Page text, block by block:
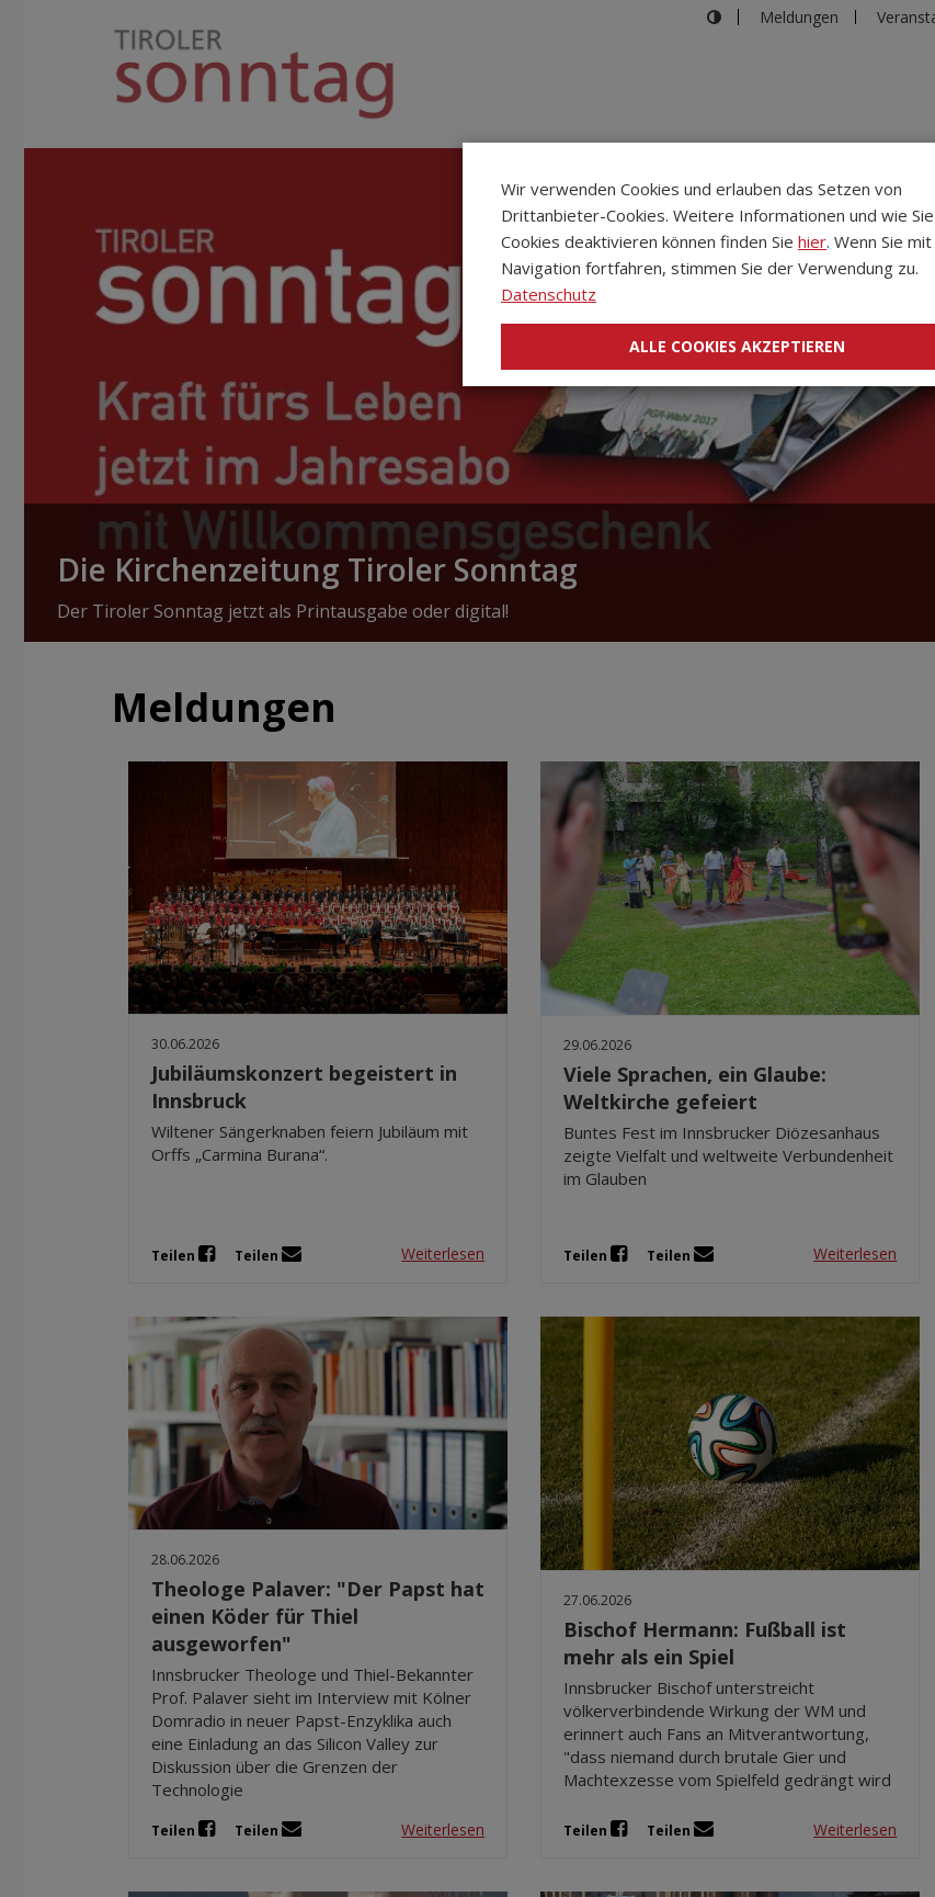
Meldungen
Die Kirchenzeitung Tiroler Sonntag
Der Tiroler Sonntag jetzt als Printausgabe oder digital!
Meldungen
30.06.2026
Jubiläumskonzert begeistert in
Innsbruck
Wiltener Sängerknaben feiern Jubiläum mit
Orffs „Carmina Burana“.
Teilen Teilen Weiterlesen
29.06.2026
Viele Sprachen, ein Glaube:
Weltkirche gefeiert
Buntes Fest im Innsbrucker Diözesanhaus
zeigte Vielfalt und weltweite Verbundenheit
im Glauben
Teilen Teilen Weiterlesen
28.06.2026
Theologe Palaver: "Der Papst hat
einen Köder für Thiel
ausgeworfen"
Innsbrucker Theologe und Thiel-Bekannter
Prof. Palaver sieht im Interview mit Kölner
Domradio in neuer Papst-Enzyklika auch
eine Einladung an das Silicon Valley zur
Diskussion über die Grenzen der
Technologie
Teilen Teilen Weiterlesen
27.06.2026
Bischof Hermann: Fußball ist
mehr als ein Spiel
Innsbrucker Bischof unterstreicht
völkerverbindende Wirkung der WM und
erinnert auch Fans an Mitverantwortung,
"dass niemand durch brutale Gier und
Machtexzesse vom Spielfeld gedrängt wird
Teilen Teilen Weiterlesen
Wir verwenden Cookies und erlauben das Setzen von
Drittanbieter-Cookies. Weitere Informationen und wie Sie
Cookies deaktivieren können finden Sie hier. Wenn Sie
Navigation fortfahren, stimmen Sie der Verwendung zu.
Datenschutz
ALLE COOKIES AKZEPTIEREN